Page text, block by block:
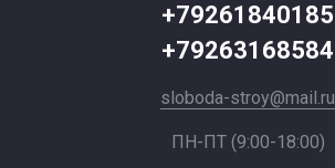
+79261840185
+79263168584
sloboda-stroy@mail.ru
ПН-ПТ (9:00-18:00)